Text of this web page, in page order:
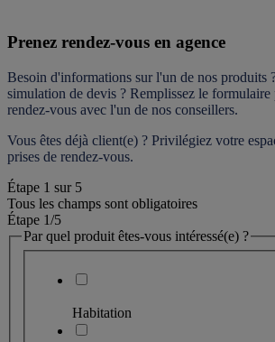
Prenez rendez-vous en agence
Besoin d'informations sur l'un de nos produits
simulation de devis ? Remplissez le formulaire
rendez-vous avec l'un de nos conseillers.
Vous êtes déjà client(e) ? Privilégiez votre
prises de rendez-vous.
Étape 1 sur 5
Tous les champs sont obligatoires
Étape 1/5
Par quel produit êtes-vous intéressé(e) ?
Habitation